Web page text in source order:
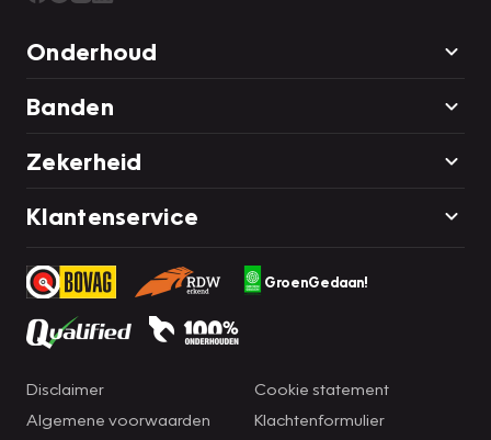
Onderhoud
Banden
Zekerheid
Klantenservice
GroenGedaan!
Disclaimer
Algemene voorwaarden
Cookie statement
Klachtenformulier